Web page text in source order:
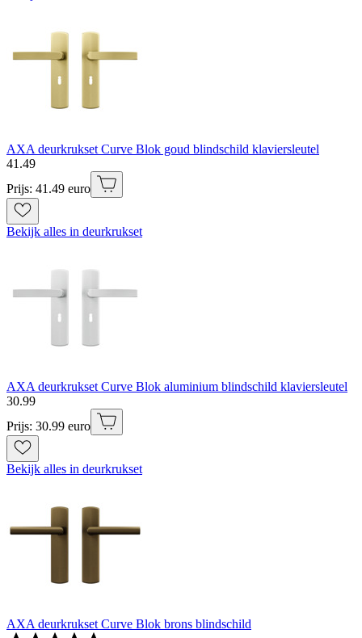
AXA deurkrukset Curve Blok goud blindschild klaviersleutel
41 .49
Prijs: 41.49 euro
Bekijk alles in deurkrukset
AXA deurkrukset Curve Blok aluminium blindschild klaviersleutel
30.99
Prijs: 30.99 euro
Bekijk alles in deurkrukset
AXA deurkrukset Curve Blok brons blindschild